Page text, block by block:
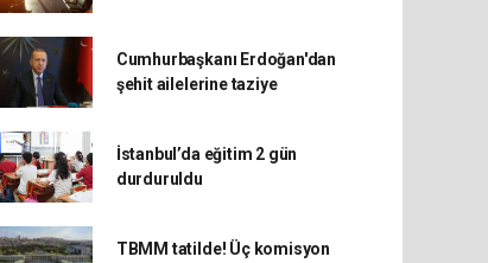
Cumhurbaşkanı Erdoğan'dan
şehit ailelerine taziye
İstanbul’da eğitim 2 gün
durduruldu
TBMM tatilde! Üç komisyon